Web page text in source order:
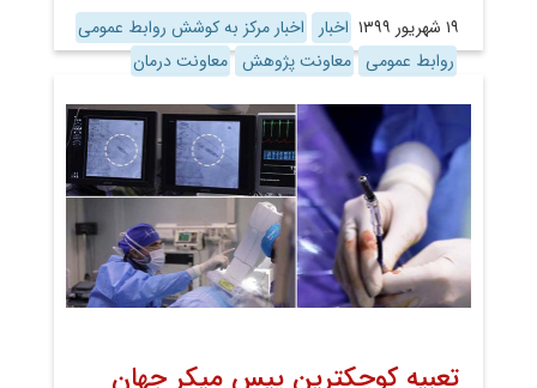
۱۹ شهریور ۱۳۹۹ اخبار
اخبار مرکز به کوشش روابط عمومی
روابط عمومی معاونت پژوهش معاونت درمان
تعبیه کوچکترین پیس میکر جهان